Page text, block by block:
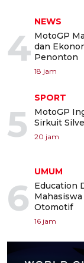
4
NEWS
MotoGP
dan
Penonton
18 jam
5
SPORT
MotoGP
Sirkuit
20 jam
6
UMUM
Education
Otomotif
16 jam